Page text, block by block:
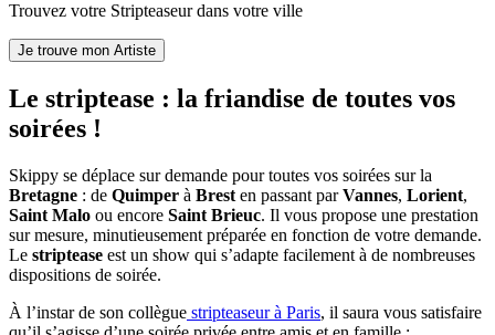
Trouvez votre Stripteaseur dans votre ville
Le striptease : la friandise de toutes vos
soirées !
Skippy se déplace sur demande pour toutes vos soirées sur la
Bretagne : de Quimper à Brest en passant parVannes, Lorient,
Saint Malo ou encore Saint Brieuc. Il vous propose une prestation
sur mesure, minutieusement préparée en fonction de votre demande.
Le striptease est un show qui s’adapte facilement à de nombreuses
dispositions de soirée.
À l’instar de son collègue stripteaseur à Paris, il saura vous satisfaire